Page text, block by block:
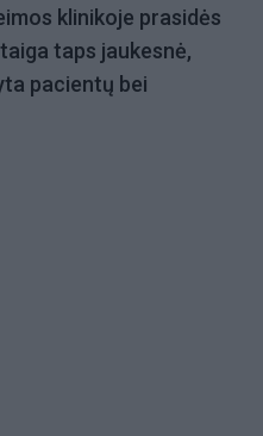
klinikoje prasidės
taps jaukesnė,
pacientų bei